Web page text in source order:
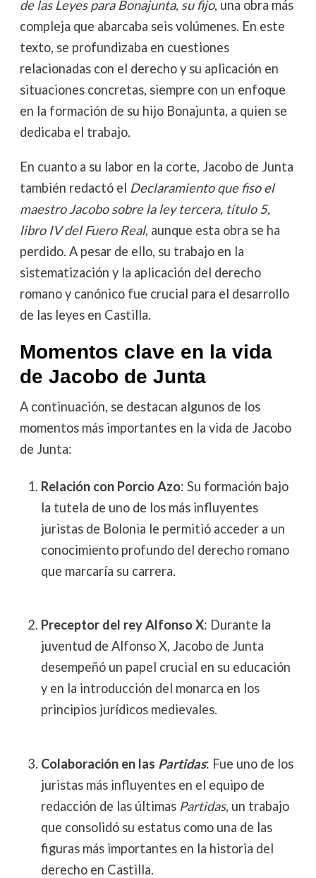
de las Leyes para Bonajunta, su fijo, una obra más
compleja que abarcaba seis volúmenes. En este
texto, se profundizaba en cuestiones
relacionadas con el derecho y su aplicación en
situaciones concretas, siempre con un enfoque
en la formación de su hijo Bonajunta, a quien se
dedicaba el trabajo.
En cuanto a su labor en la corte, Jacobo de Junta
también redactó el Declaramiento que fiso el
maestro Jacobo sobre la ley tercera, título 5,
libro IV del Fuero Real, aunque esta obra se ha
perdido. A pesar de ello, su trabajo en la
sistematización y la aplicación del derecho
romano y canónico fue crucial para el desarrollo
de las leyes en Castilla.
Momentos clave en la vida
de Jacobo de Junta
A continuación, se destacan algunos de los
momentos más importantes en la vida de Jacobo
de Junta:
Relación con Porcio Azo: Su formación bajo
la tutela de uno de los más influyentes
juristas de Bolonia le permitió acceder a un
conocimiento profundo del derecho romano
que marcaría su carrera.
Preceptor del rey Alfonso X: Durante la
juventud de Alfonso X, Jacobo de Junta
desempeñó un papel crucial en su educación
y en la introducción del monarca en los
principios jurídicos medievales.
Colaboración en las Partidas: Fue uno de los
juristas más influyentes en el equipo de
redacción de las últimas Partidas, un trabajo
que consolidó su estatus como una de las
figuras más importantes en la historia del
derecho en Castilla.